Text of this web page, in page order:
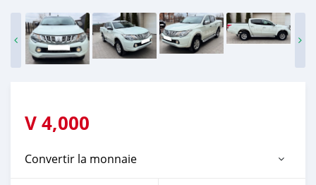
V4,000
Convertir la monnaie